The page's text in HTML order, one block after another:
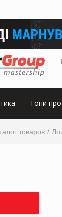
Топи
товаров